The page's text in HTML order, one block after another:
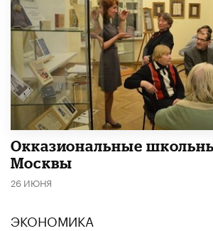
​Окказиональные
Москвы
26 ИЮНЯ
ЭКОНОМИКА